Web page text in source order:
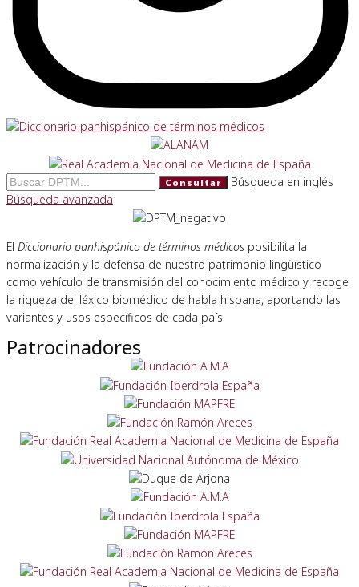
Consultar
Búsqueda en inglés
Búsqueda avanzada
El Diccionario panhispánico de términos médicos posibilita la
normalización y la defensa de nuestro patrimonio lingüístico
como vehículo de transmisión del conocimiento médico y recoge
la riqueza del léxico biomédico de habla hispana, aportando las
variantes y usos específicos de cada país.
Patrocinadores